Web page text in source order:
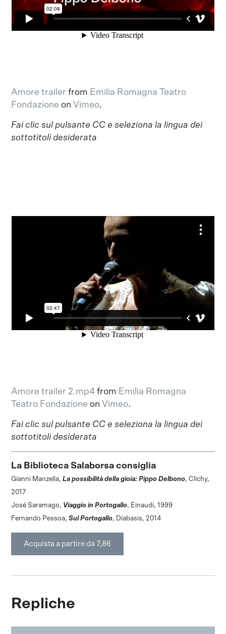
Amore trailer from Emilia Romagna Teatro
Fondazione on Vimeo.
Fai clic sul pulsante CC e seleziona la lingua dei
sottotitoli desiderata
Amore trailer 2.mp4 from Emilia Romagna
Teatro Fondazione on Vimeo.
Fai clic sul pulsante CC e seleziona la lingua dei
sottotitoli desiderata
La Biblioteca Salaborsa consiglia
Gianni Manzella,La possibilità della gioia: Pippo Delbono, Clichy,
2017
José Saramago, Viaggio in Portogallo, Einaudi, 1999
Fernando Pessoa,Sul Portogallo, Diabasis, 2014
Acquista a partire da 7,86
Repliche